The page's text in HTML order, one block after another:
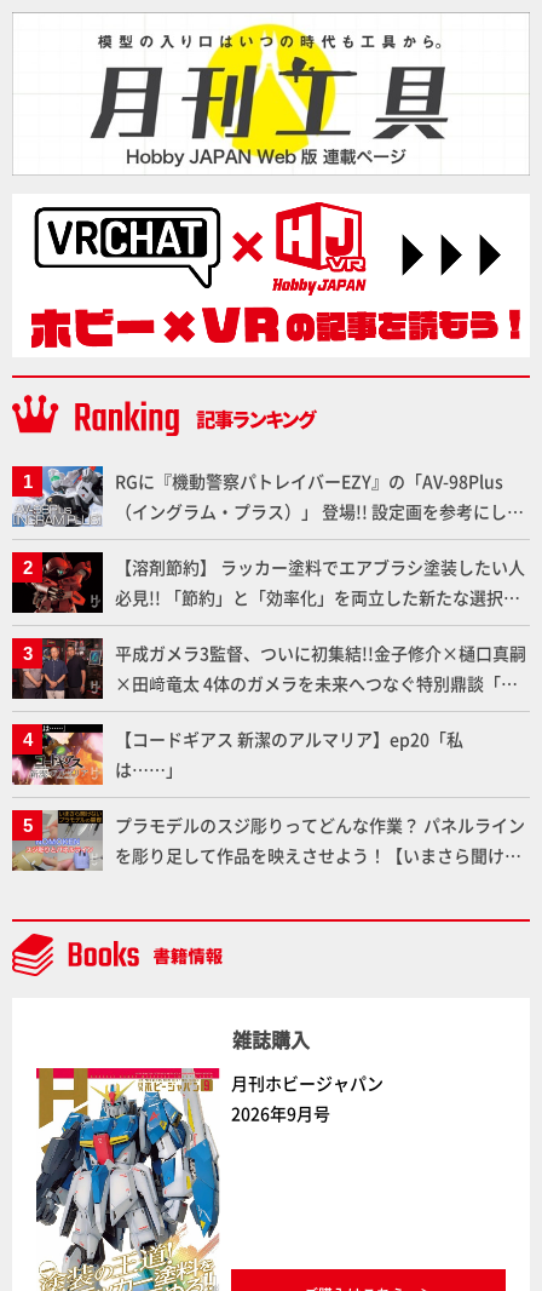
RGに『機動警察パトレイバーEZY』の「AV-98Plus
（イングラム・プラス）」 登場!! 設定画を参考にした
細部のディテールアップやハンドパーツの改造で印象
的なシーンを再現!!
【溶剤節約】 ラッカー塗料でエアブラシ塗装したい人
必見!! 「節約」と「効率化」を両立した新たな選択肢
「カートリッジ式エアーブラシ FLYER-SR2」の使い心
地を「HG ブルーティッシュドッグ」で検証！
平成ガメラ3監督、ついに初集結!!金子修介×樋口真嗣
×田﨑竜太 4体のガメラを未来へつなぐ特別鼎談「ガ
メラ永久保存化プロジェクト FINAL」
【コードギアス 新潔のアルマリア】ep20「私
は……」
プラモデルのスジ彫りってどんな作業？ パネルライン
を彫り足して作品を映えさせよう！【いまさら聞けな
雑誌購入
月刊ホビージャパン
2026年9月号